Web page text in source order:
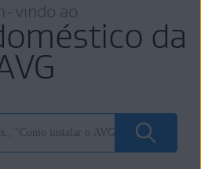
vindo ao
da